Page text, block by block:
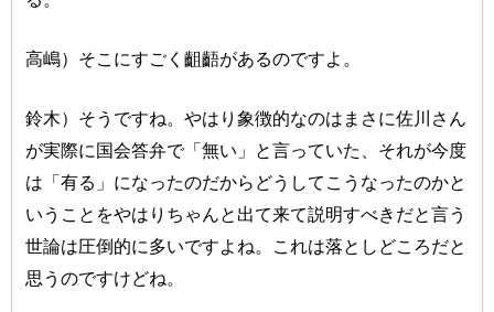
高嶋）そこにすごく齟齬があるのですよ。
鈴木）そうですね。やはり象徴的なのはまさに佐川さん
が実際に国会答弁で「無い」と言っていた、それが今度
は「有る」になったのだからどうしてこうなったのかと
いうことをやはりちゃんと出て来て説明すべきだと言う
世論は圧倒的に多いですよね。これは落としどころだと
思うのですけどね。